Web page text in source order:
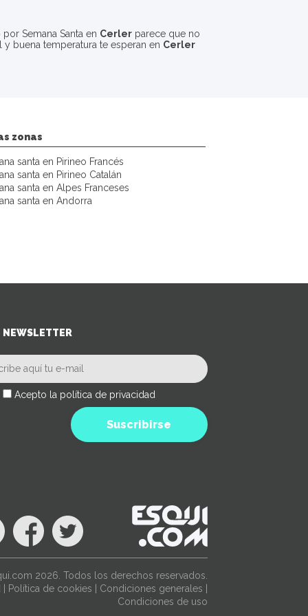
Semana Santa en Cerler parece que no
y buena temperatura te esperan en Cerler
zonas
santa en Pirineo Francés
santa en Pirineo Catalán
santa en Alpes Franceses
santa en Andorra
NEWSLETTER
Acepto la política de privacidad
Suscribirse
2026. Todos los derechos reservados.
| Política de cookies Condiciones generales
Condiciones de uso